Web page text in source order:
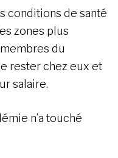
conditions de santé
zones plus
du
rester chez eux et
salaire.
n’a touché